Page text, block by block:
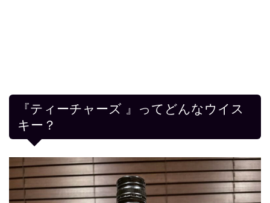
『ティーチャーズ 』ってどんなウイス
キー？